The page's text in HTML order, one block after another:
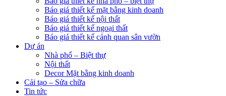
Báo giá thiết kế mặt bằng kinh doanh
Báo giá thiết kế nội thất
Báo giá thiết kế ngoại thất
Báo giá thiết kế cảnh quan sân vườn
Dự án
Nhà phố – Biệt thự
Nội thất
Decor Mặt bằng kinh doanh
Cải tạo – Sửa chữa
Tin tức